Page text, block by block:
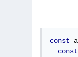
const
const